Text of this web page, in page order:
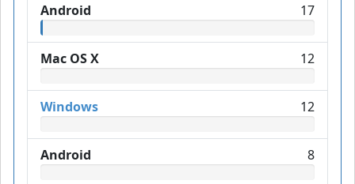
Android 17
Mac OS X 12
Windows 12
Android 8